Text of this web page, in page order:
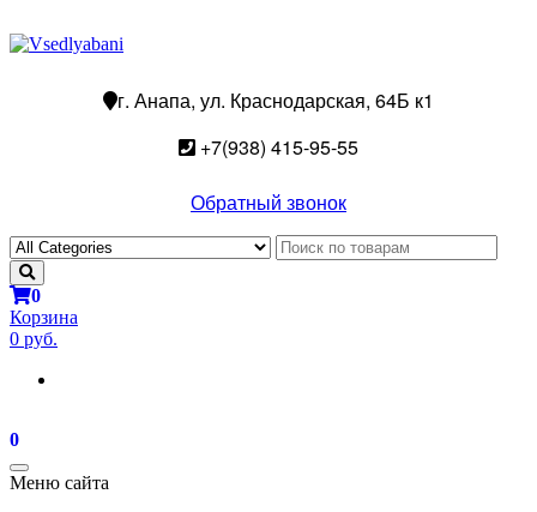
г. Анапа, ул. Краснодарская, 64Б к1
+7(938) 415-95-55
Обратный звонок
0
Корзина
0 руб.
0
Toggle
navigation
Меню сайта